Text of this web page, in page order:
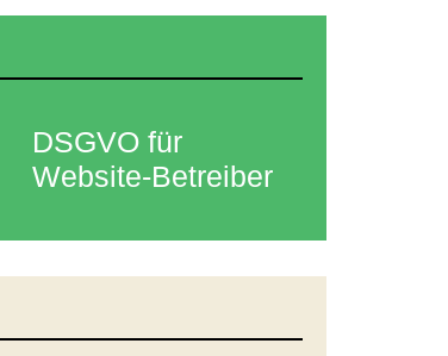
DSGVO für
Website-Betreiber